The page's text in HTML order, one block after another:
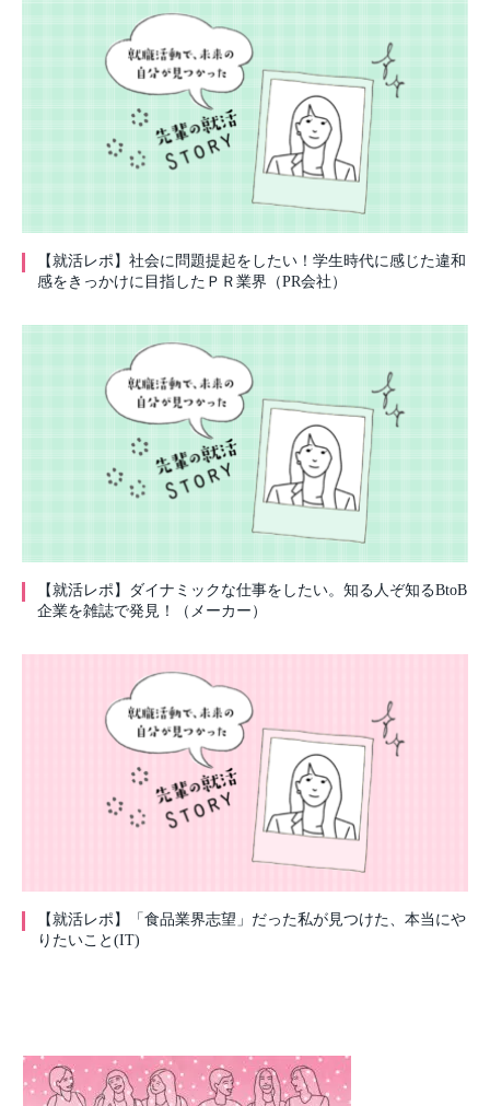
【就活レポ】社会に問題提起をしたい！学生時代に感じた違和
感をきっかけに目指したＰＲ業界（PR会社）
【就活レポ】ダイナミックな仕事をしたい。知る人ぞ知るBtoB
企業を雑誌で発見！（メーカー）
【就活レポ】「食品業界志望」だった私が見つけた、本当にや
りたいこと(IT)